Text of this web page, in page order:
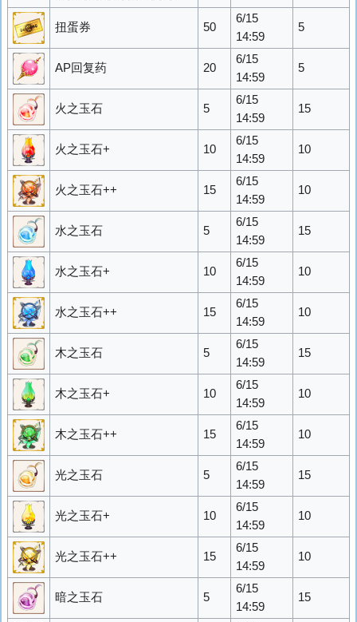
扭蛋券 50
6/15
14:59
5
AP回复药 20
6/15
14:59
5
火之玉石 5
6/15
14:59
15
火之玉石+ 10
6/15
14:59
10
火之玉石++ 15
6/15
14:59
10
水之玉石 5
6/15
14:59
15
水之玉石+ 10
6/15
14:59
10
水之玉石++ 15
6/15
14:59
10
木之玉石 5
6/15
14:59
15
木之玉石+ 10
6/15
14:59
10
木之玉石++ 15
6/15
14:59
10
光之玉石 5
6/15
14:59
15
光之玉石+ 10
6/15
14:59
10
光之玉石++ 15
6/15
14:59
10
暗之玉石 5
6/15
14:59
15